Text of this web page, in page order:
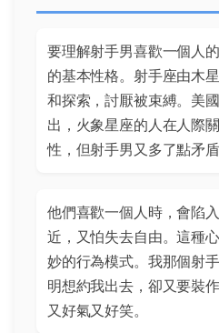
要理解射手男喜歡一個人
的基本性格。射手座由木
和探索，討厭被束縛。美
出，火象星座的人在人際
性，但射手男又多了點矛盾
他們喜歡一個人時，會陷
近，又怕失去自由。這種
妙的行為模式。我那個射
明想約我出去，卻又要裝
又好氣又好笑。